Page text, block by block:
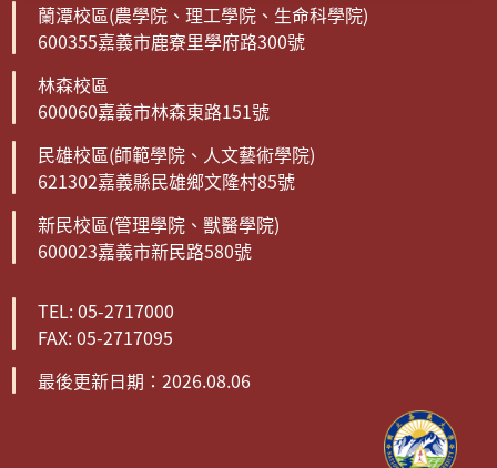
蘭潭校區(農學院、理工學院、生命科學院)
600355嘉義市鹿寮里學府路300號
林森校區
600060嘉義市林森東路151號
民雄校區(師範學院、人文藝術學院)
621302嘉義縣民雄鄉文隆村85號
新民校區(管理學院、獸醫學院)
600023嘉義市新民路580號
TEL: 05-2717000
FAX: 05-2717095
最後更新日期：2026.08.06